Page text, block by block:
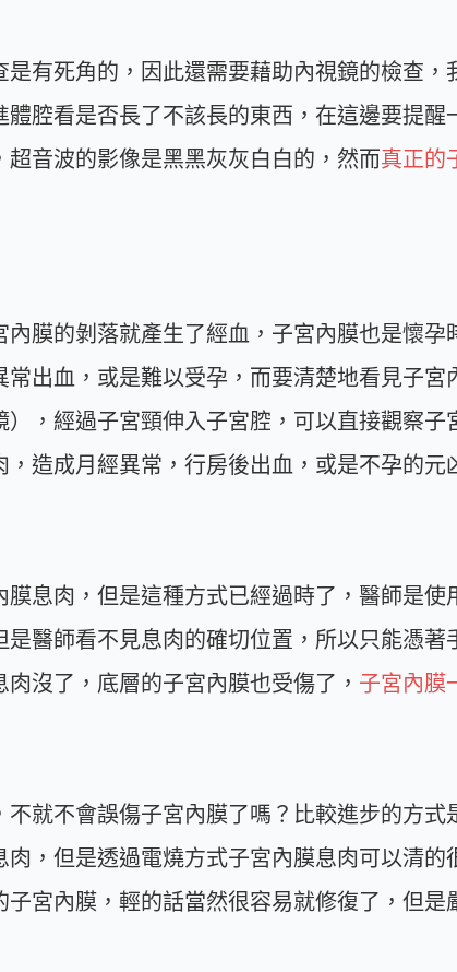
有死角的，因此還需要藉助內視鏡的檢查，
腔看是否長了不該長的東西，在這邊要提醒
音波的影像是黑黑灰灰白白的，然而真正的
膜的剝落就產生了經血，子宮內膜也是懷孕
出血，或是難以受孕，而要清楚地看見子宮
，經過子宮頸伸入子宮腔，可以直接觀察子
造成月經異常，行房後出血，或是不孕的元
息肉，但是這種方式已經過時了，醫師是使
醫師看不見息肉的確切位置，所以只能憑著
沒了，底層的子宮內膜也受傷了， 子宮內膜
就不會誤傷子宮內膜了嗎？比較進步的方式
，但是透過電燒方式子宮內膜息肉可以清的
宮內膜，輕的話當然很容易就修復了，但是